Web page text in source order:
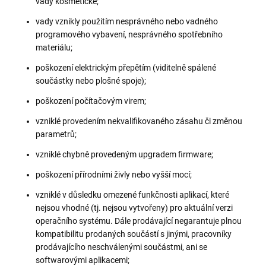
vady vznikly použitím nesprávného nebo vadného
programového vybavení, nesprávného spotřebního
materiálu;
poškození elektrickým přepětím (viditelně spálené
součástky nebo plošné spoje);
poškození počítačovým virem;
vzniklé provedením nekvalifikovaného zásahu či změnou
parametrů;
vzniklé chybně provedeným upgradem firmware;
poškození přírodními živly nebo vyšší mocí;
vzniklé v důsledku omezené funkčnosti aplikací, které
nejsou vhodné (tj. nejsou vytvořeny) pro aktuální verzi
operačního systému. Dále prodávající negarantuje plnou
kompatibilitu prodaných součástí s jinými, pracovníky
prodávajícího neschválenými součástmi, ani se
softwarovými aplikacemi;